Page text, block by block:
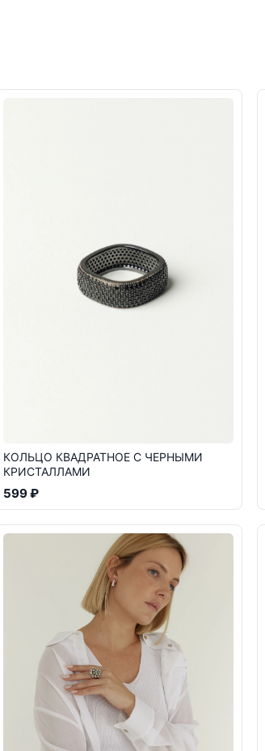
КОЛЬЦО КВАДРАТНОЕ С ЧЕРНЫМИ
КРИСТАЛЛАМИ
599 ₽